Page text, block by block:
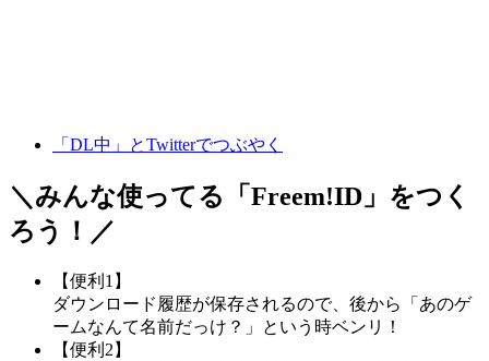
「DL中」とTwitterでつぶやく
＼みんな使ってる「 Freem!ID 」をつく
ろう！／
【便利1】
ダウンロード履歴が保存されるので、後から「あのゲ
ームなんて名前だっけ？」という時ベンリ！
【便利2】